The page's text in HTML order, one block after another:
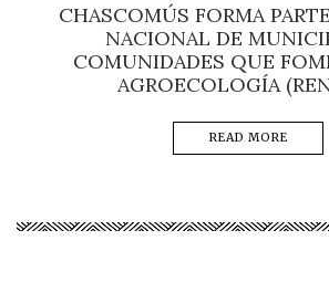
CHASCOMÚS FORMA
NACIONAL DE
COMUNIDADES QUE
AGROECOLOGÍA
READ MORE